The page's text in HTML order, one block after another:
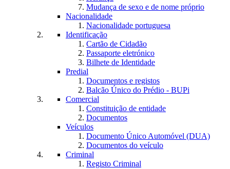
Mudança de sexo e de nome próprio
Nacionalidade
Nacionalidade portuguesa
Identificação
Cartão de Cidadão
Passaporte eletrónico
Bilhete de Identidade
Predial
Documentos e registos
Balcão Único do Prédio - BUPi
Comercial
Constituição de entidade
Documentos
Veículos
Documento Único Automóvel (DUA)
Documentos do veículo
Criminal
Registo Criminal